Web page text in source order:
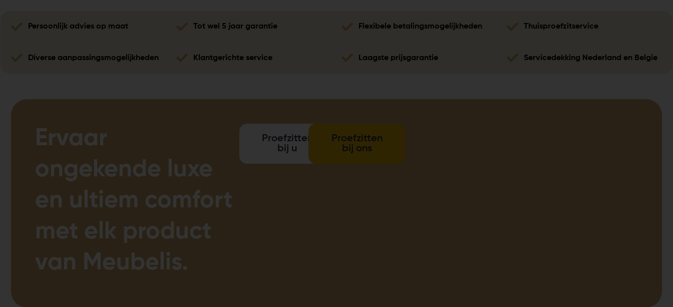
Persoonlijk advies op maat Tot wel 5 jaar garantie Flexibele betalingsmogelijkheden Thuisproefzitservice
Diverse aanpassingsmogelijkheden Klantgerichte service Laagste prijsgarantie Servicedekking Nederland en Belgie
Ervaar
ongekende luxe
en ultiem comfort
met elk product
van Meubelis.
Proefzitten
bij u
Proefzitten
bij ons